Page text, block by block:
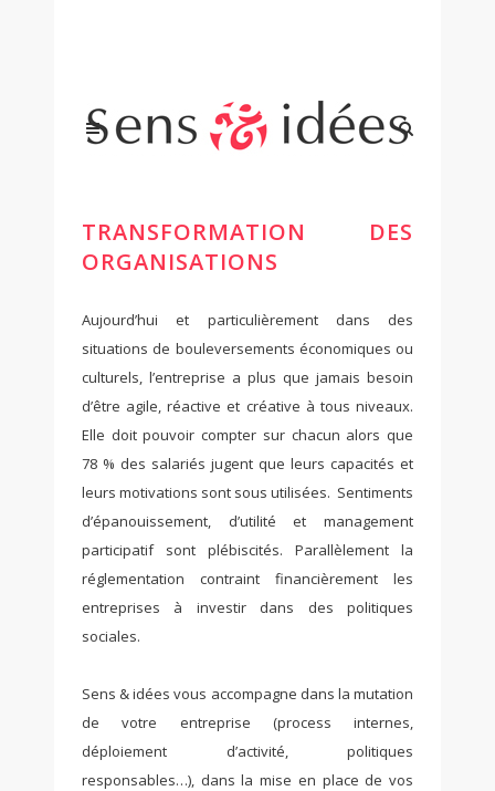
TRANSFORMATION DES
ORGANISATIONS
Aujourd’hui et particulièrement dans des
situations de bouleversements économiques ou
culturels, l’entreprise a plus que jamais besoin
d’être agile, réactive et créative à tous niveaux.
Elle doit pouvoir compter sur chacun alors que
78 % des salariés jugent que leurs capacités et
leurs motivations sont sous utilisées. Sentiments
d’épanouissement, d’utilité et management
participatif sont plébiscités. Parallèlement la
réglementation contraint financièrement les
entreprises à investir dans des politiques
sociales.
Sens & idées vous accompagne dans la mutation
de votre entreprise (process internes,
déploiement d’activité, politiques
responsables…), dans la mise en place de vos